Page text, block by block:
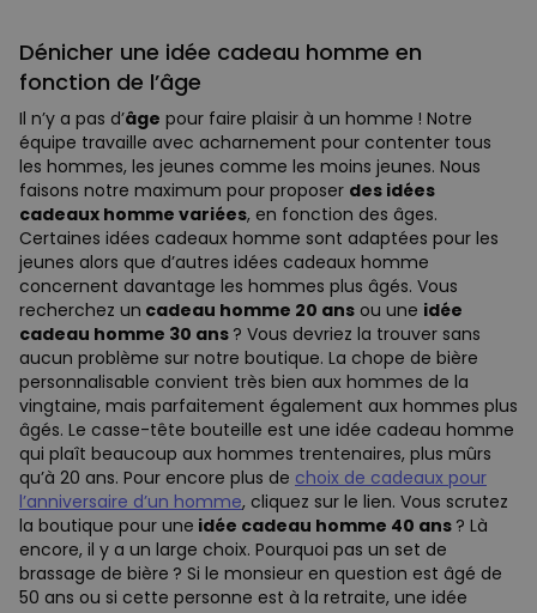
Dénicher une idée cadeau homme en
fonction de l’âge
Il n’y a pas d’âge pour faire plaisir à un homme ! Notre
équipe travaille avec acharnement pour contenter tous
les hommes, les jeunes comme les moins jeunes. Nous
faisons notre maximum pour proposer des idées
cadeaux homme variées, en fonction des âges.
Certaines idées cadeaux homme sont adaptées pour les
jeunes alors que d’autres idées cadeaux homme
concernent davantage les hommes plus âgés. Vous
recherchez un cadeau homme 20 ans ou une idée
cadeau homme 30 ans ? Vous devriez la trouver sans
aucun problème sur notre boutique. La chope de bière
personnalisable convient très bien aux hommes de la
vingtaine, mais parfaitement également aux hommes plus
âgés. Le casse-tête bouteille est une idée cadeau homme
qui plaît beaucoup aux hommes trentenaires, plus mûrs
qu’à 20 ans. Pour encore plus de choix de cadeaux pour
l’anniversaire d’un homme, cliquez sur le lien. Vous scrutez
la boutique pour une idée cadeau homme 40 ans ? Là
encore, il y a un large choix. Pourquoi pas un set de
brassage de bière ? Si le monsieur en question est âgé de
50 ans ou si cette personne est à la retraite, une idée